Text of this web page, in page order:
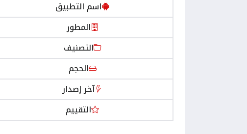
اسم التطبيق
المطور
التصنيف
الحجم
آخر إصدار
التقييم